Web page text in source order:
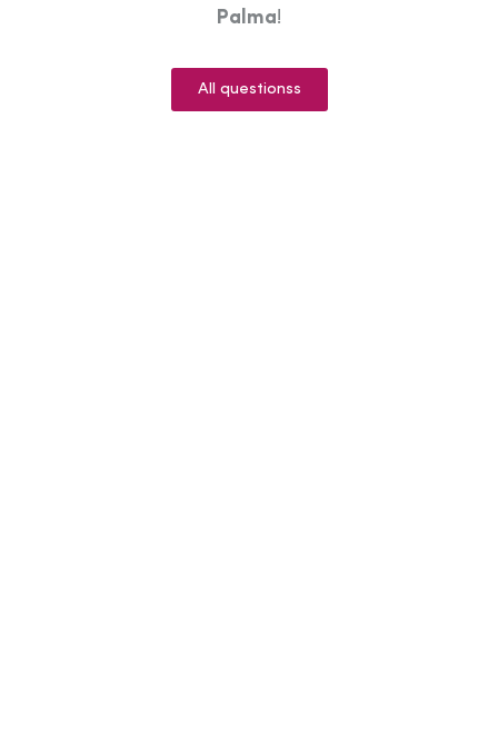
Palma!
All questionss